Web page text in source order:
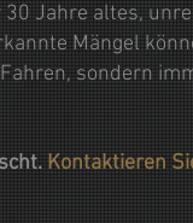
Jahre altes,
Mängel
sondern
Kontaktieren